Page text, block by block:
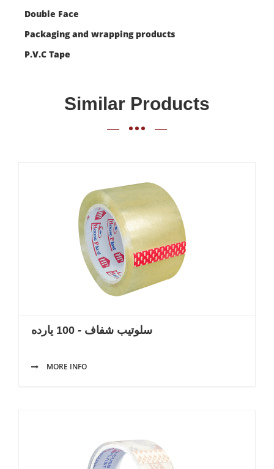
Double Face
Packaging and wrapping products
P.V.C Tape
Similar Products
سلوتيب شفاف - 100 يارده
MORE INFO